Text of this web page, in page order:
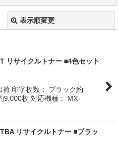
表示順変更
リサイクルトナー ■4色セット
荷 印字枚数： ブラック約
9,000枚 対応機種： MX-
リサイクルトナー ■ブラッ